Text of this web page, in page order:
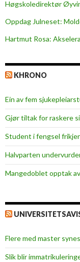
Høgskoledirektør
Oppdag Julneset:
Hartmut Rosa:
KHRONO
Ein av fem
Gjør tiltak for raskere
Student i fengsel
Halvparten
Mangedoblet opptak
Flere med master
Slik blir